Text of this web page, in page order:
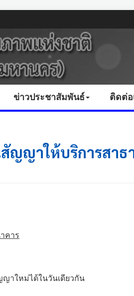
ข่าวประชาสัมพันธ์ ติดต่อ
ญญาให้บริการสา
คาร
าใหม่ได้ในวันเดียวกัน